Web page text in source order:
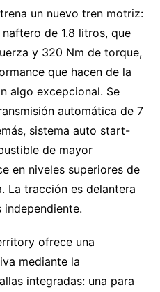
un nuevo tren motriz:
de 1.8 litros, que
y 320 Nm de torque,
que hacen de la
algo excepcional. Se
automática de 7
sistema auto start-
de mayor
en niveles superiores de
La tracción es delantera
independiente.
ofrece una
mediante la
integradas: una para